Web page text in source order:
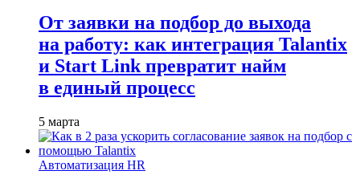
От заявки на подбор до выхода
на работу: как интеграция Talantix
и Start Link превратит найм
в единый процесс
5 марта
Автоматизация HR